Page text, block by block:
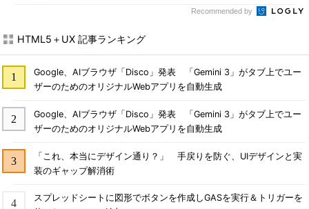
Recommended by
HTML5＋UX 記事ランキング
Google、AIブラウザ「Disco」発表 「Gemini 3」がタブ上でユー
ザーのためのオリジナルWebアプリを自動生成
Google、AIブラウザ「Disco」発表 「Gemini 3」がタブ上でユー
ザーのためのオリジナルWebアプリを自動生成
「これ、本当にデザイン通り？」 手戻りを防ぐ、UIデザインと実
装のギャップ解消術
スプレッドシートに図形でボタンを作成しGASを実行＆トリガーを